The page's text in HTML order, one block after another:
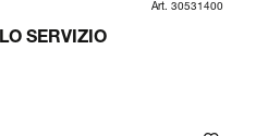
Art. 30531400
SERVIZIO